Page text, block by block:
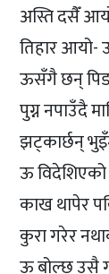
अस्ति दसैँ
तिहार
ऊसँगै छन्
पुग्न नपाउँदै
झट्कार्छन्
ऊ
काख थापेर
कुरा गरेर
ऊ बोल्छ उसै